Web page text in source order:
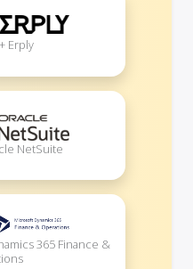
Erply
NetSuite
365 Finance &